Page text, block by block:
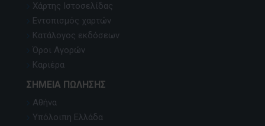
Χάρτης Ιστοσελίδας
Εντοπισμός χαρτών
Κατάλογος εκδόσεων
Όροι Αγορών
Καριέρα
ΣΗΜΕΊΑ ΠΏΛΗΣΗΣ
Αθήνα
Υπόλοιπη Ελλάδα